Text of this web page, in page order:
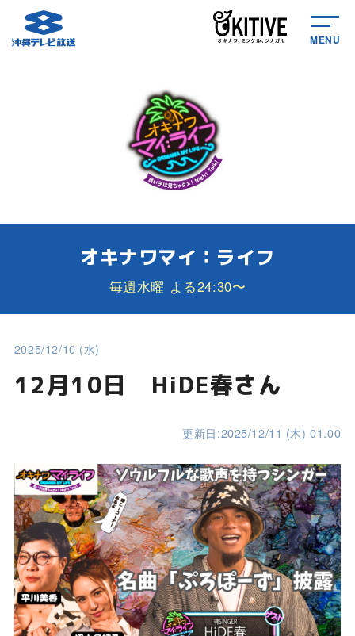
MENU
オキナワマイ：ライフ
毎週水曜 よる24:30〜
2025/12/10 (水)
12月10日 HiDE春さん
更新日:2025/12/11 (木) 01.00